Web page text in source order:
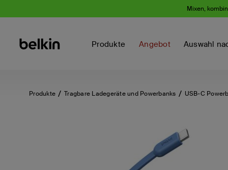
Mixen,
Produkte Angebot Auswahl
Produkte Tragbare Ladegeräte und Powerbanks USB-C